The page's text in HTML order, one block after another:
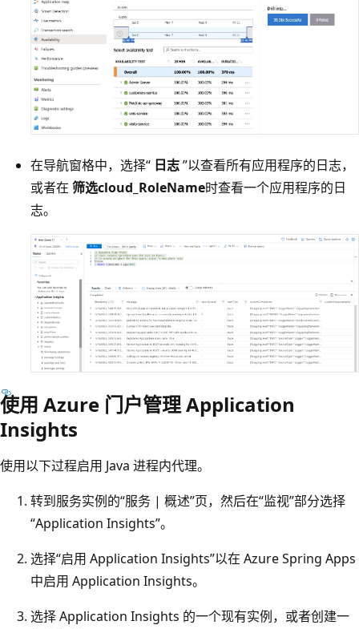
在导航窗格中，选择“ 日志”以查看所有应用程序的日志，
或者在 筛选cloud_RoleName时查看一个应用程序的日
志。
使用 Azure 门户管理 Application
Insights
使用以下过程启用 Java 进程内代理。
转到服务实例的“服务 | 概述”页，然后在“监视”部分选择
“Application Insights”。
选择“启用 Application Insights”以在 Azure Spring Apps
中启用 Application Insights。
选择 Application Insights 的一个现有实例，或者创建一